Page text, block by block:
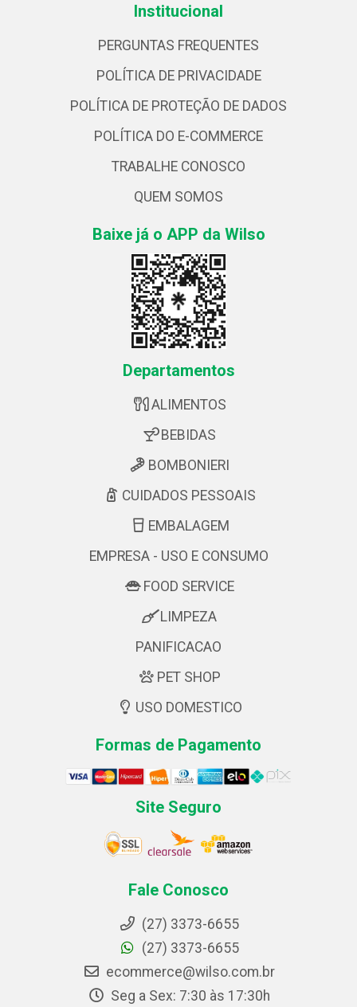
Institucional
PERGUNTAS FREQUENTES
POLÍTICA DE PRIVACIDADE
POLÍTICA DE PROTEÇÃO DE DADOS
POLÍTICA DO E-COMMERCE
TRABALHE CONOSCO
QUEM SOMOS
Baixe já o APP da Wilso
Departamentos
ALIMENTOS
BEBIDAS
BOMBONIERI
CUIDADOS PESSOAIS
EMBALAGEM
EMPRESA - USO E CONSUMO
FOOD SERVICE
LIMPEZA
PANIFICACAO
PET SHOP
USO DOMESTICO
Formas de Pagamento
Site Seguro
Fale Conosco
(27) 3373-6655
(27) 3373-6655
ecommerce@wilso.com.br
Seg a Sex: 7:30 às 17:30h